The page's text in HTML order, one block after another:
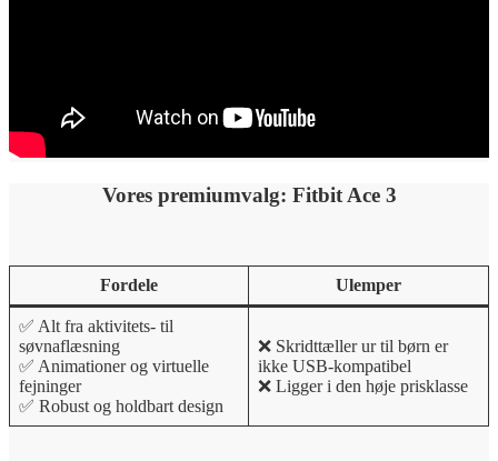
Vores premiumvalg: Fitbit Ace 3
Fordele Ulemper
✅ Alt fra aktivitets- til
søvnaflæsning
✅ Animationer og virtuelle
fejninger
✅ Robust og holdbart design
❌ Skridttæller ur til børn er
ikke USB-kompatibel
❌ Ligger i den høje prisklasse